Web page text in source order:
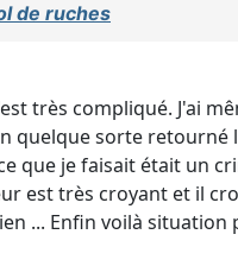
de ruches
très compliqué. J'ai
quelque sorte retourné
que je faisait était un
est très croyant et il
... Enfin voilà